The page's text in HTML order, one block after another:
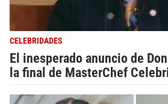
CELEBRIDADES
El inesperado anuncio de
la final de MasterChef